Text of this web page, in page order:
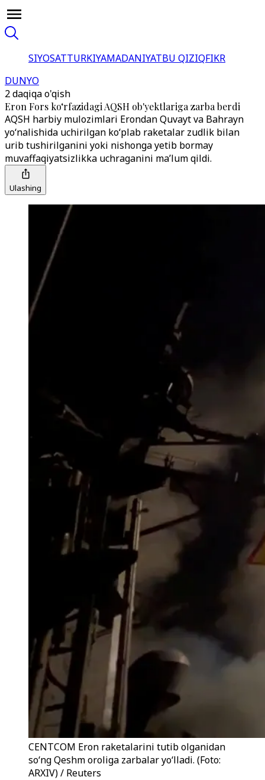
SIYOSATTURKIYAMADANIYATBU QIZIQFIKR
DUNYO
2 daqiqa o'qish
Eron Fors ko‘rfazidagi AQSH ob'yektlariga zarba berdi
AQSH harbiy mulozimlari Erondan Quvayt va Bahrayn
yo‘nalishida uchirilgan ko‘plab raketalar zudlik bilan
urib tushirilganini yoki nishonga yetib bormay
muvaffaqiyatsizlikka uchraganini ma’lum qildi.
Ulashing
CENTCOM Eron raketalarini tutib olganidan
so‘ng Qeshm oroliga zarbalar yo‘lladi. (Foto:
ARXIV) / Reuters